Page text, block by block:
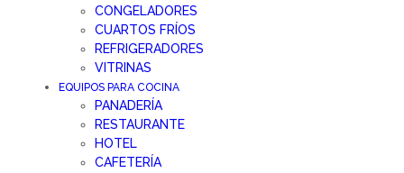
CONGELADORES
CUARTOS FRÍOS
REFRIGERADORES
VITRINAS
EQUIPOS PARA COCINA
PANADERÍA
RESTAURANTE
HOTEL
CAFETERÍA